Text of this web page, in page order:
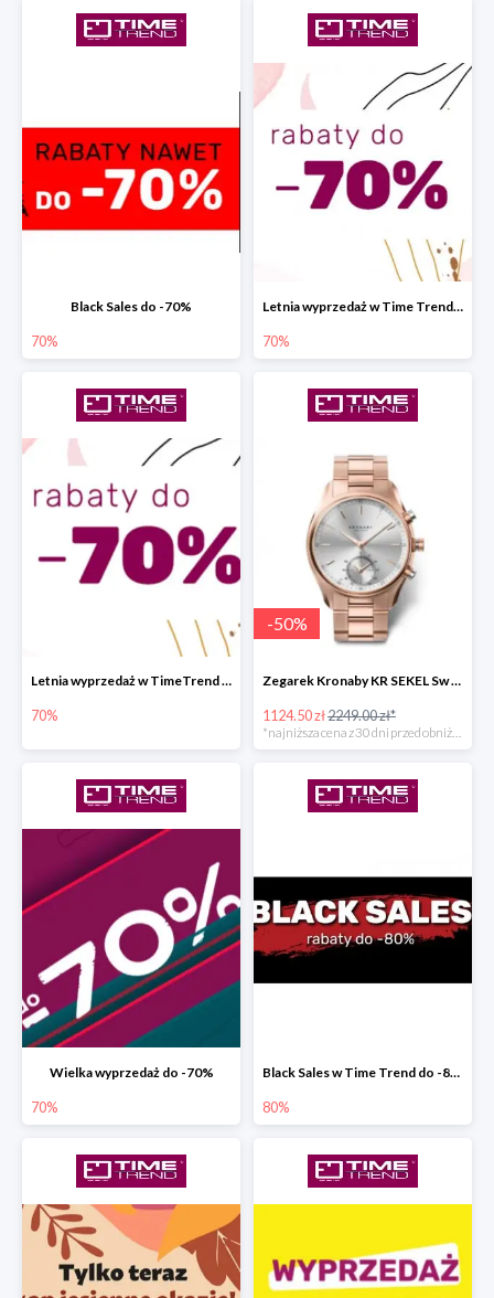
Black Sales do -70%
70%
Letnia wyprzedaż w Time Trend do -70%
70%
Letnia wyprzedaż w TimeTrend do -70%
70%
-50%
Zegarek Kronaby KR SEKEL Sw super cenie
1124.50 zł2249.00 zł*
*najniższa cena z 30 dni przed obniżką
Wielka wyprzedaż do -70%
70%
Black Sales w Time Trend do -80%
80%